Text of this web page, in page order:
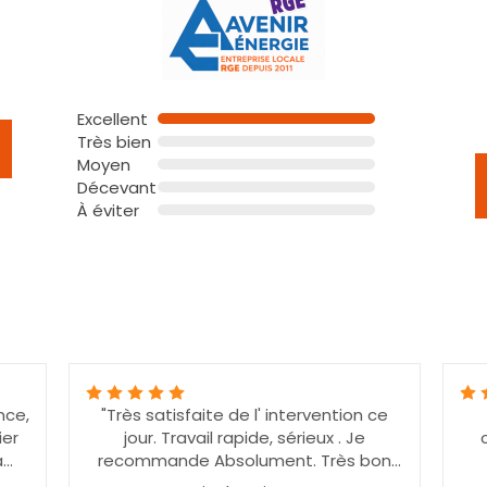
Excellent
Très bien
Moyen
Décevant
À éviter
"Très satisfait de la pose de
climatiseurs. Personnels sympa et
compétents. "